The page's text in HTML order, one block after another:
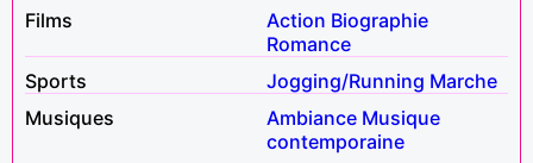
Films
Action Biographie
Romance
Sports
Jogging/Running Marche
Musiques
Ambiance Musique
contemporaine